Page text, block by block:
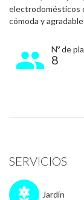
electrodomésticos
cómoda y
Nº de
8
SERVICIOS
Jardín